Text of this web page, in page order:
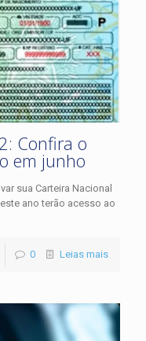
Confira o
em junho
sua Carteira Nacional
ano terão acesso ao
0 Leias mais